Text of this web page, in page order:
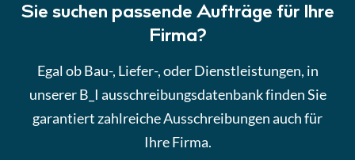
Sie suchen passende Aufträge für Ihre
Firma?
Egal ob Bau-, Liefer-, oder Dienstleistungen, in
unserer B_I ausschreibungsdatenbank finden Sie
garantiert zahlreiche Ausschreibungen auch für
Ihre Firma.